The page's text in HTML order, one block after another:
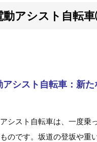
動アシスト自転
アシスト自転車：新
シスト自転車は、一度乗
のです。坂道の登坂や重